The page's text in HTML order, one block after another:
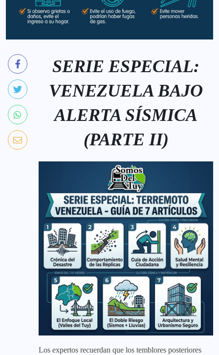
SERIE ESPECIAL:
VENEZUELA BAJO
ALERTA SÍSMICA
(PARTE II)
Los expertos recuerdan que los temblores posteriores